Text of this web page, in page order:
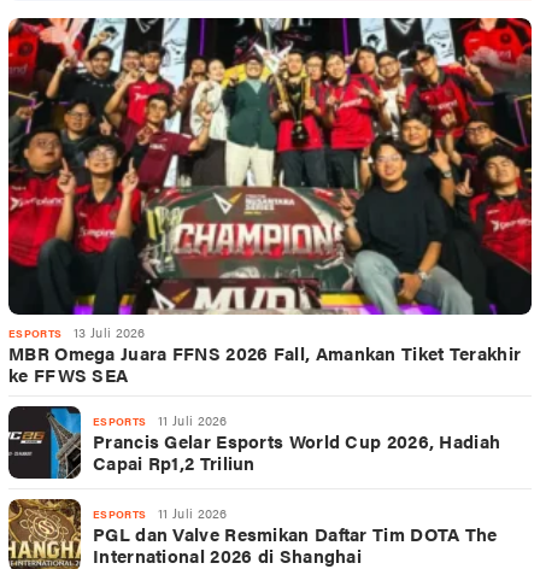
ESPORTS 13 Juli 2026
MBR Omega Juara FFNS 2026 Fall, Amankan Tiket Terakhir
ke FFWS SEA
ESPORTS 11 Juli 2026
Prancis Gelar Esports World Cup 2026, Hadiah
Capai Rp1,2 Triliun
ESPORTS 11 Juli 2026
PGL dan Valve Resmikan Daftar Tim DOTA The
International 2026 di Shanghai